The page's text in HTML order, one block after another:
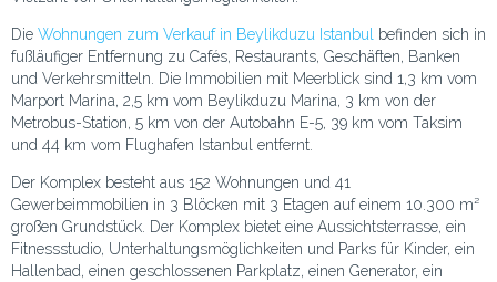
Die Wohnungen zum Verkauf in Beylikduzu Istanbul
befinden sich in
fußläufiger Entfernung zu Cafés, Restaurants, Geschäften, Banken
und Verkehrsmitteln. Die Immobilien mit Meerblick sind 1,3 km vom
Marport Marina, 2,5 km vom Beylikduzu Marina, 3 km von der
Metrobus-Station, 5 km von der Autobahn E-5, 39 km vom Taksim
und 44 km vom Flughafen Istanbul entfernt.
Der Komplex besteht aus 152 Wohnungen und 41
Gewerbeimmobilien in 3 Blöcken mit 3 Etagen auf einem 10.300 m²
großen Grundstück. Der Komplex bietet eine Aussichtsterrasse, ein
Fitnessstudio, Unterhaltungsmöglichkeiten und Parks für Kinder, ein
Hallenbad, einen geschlossenen Parkplatz, einen Generator, ein